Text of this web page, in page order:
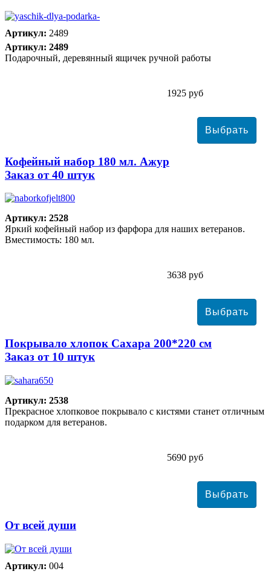
Артикул: 2489
Артикул: 2489
Подарочный, деревянный ящичек ручной работы
1925 руб
Кофейный набор 180 мл. Ажур
Заказ от 40 штук
Артикул: 2528
Яркий кофейный набор из фарфора для наших ветеранов.
Вместимость: 180 мл.
3638 руб
Покрывало хлопок Сахара 200*220 см
Заказ от 10 штук
Артикул: 2538
Прекрасное хлопковое покрывало с кистями станет отличным
подарком для ветеранов.
5690 руб
От всей души
Артикул: 004